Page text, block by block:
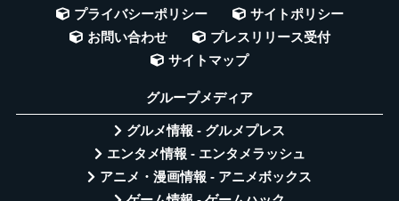
プライバシーポリシー
サイトポリシー
お問い合わせ
プレスリリース受付
サイトマップ
グループメディア
グルメ情報 - グルメプレス
エンタメ情報 - エンタメラッシュ
アニメ・漫画情報 - アニメボックス